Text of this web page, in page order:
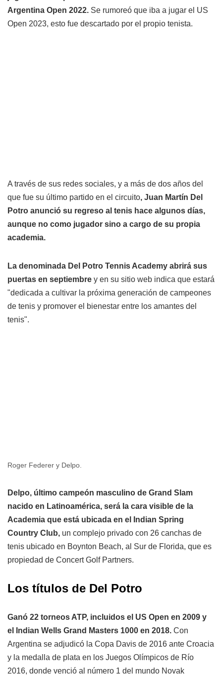
Argentina Open 2022. Se rumoreó que iba a jugar el US
Open 2023, esto fue descartado por el propio tenista.
A través de sus redes sociales, y a más de dos años del
que fue su último partido en el circuito, Juan Martín Del
Potro anunció su regreso al tenis hace algunos días,
aunque no como jugador sino a cargo de su propia
academia.
La denominada Del Potro Tennis Academy abrirá sus
puertas en septiembre y en su sitio web indica que estará
"dedicada a cultivar la próxima generación de campeones
de tenis y promover el bienestar entre los amantes del
tenis".
Roger Federer y Delpo.
Delpo, último campeón masculino de Grand Slam
nacido en Latinoamérica, será la cara visible de la
Academia que está ubicada en el Indian Spring
Country Club, un complejo privado con 26 canchas de
tenis ubicado en Boynton Beach, al Sur de Florida, que es
propiedad de Concert Golf Partners.
Los títulos de Del Potro
Ganó 22 torneos ATP, incluidos el US Open en 2009 y
el Indian Wells Grand Masters 1000 en 2018. Con
Argentina se adjudicó la Copa Davis de 2016 ante Croacia
y la medalla de plata en los Juegos Olímpicos de Río
2016, donde venció al número 1 del mundo Novak